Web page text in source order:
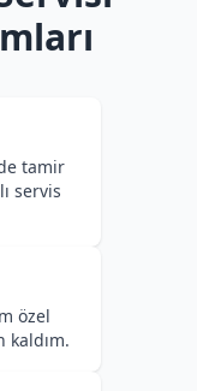
tamir
servis
özel
kaldım.